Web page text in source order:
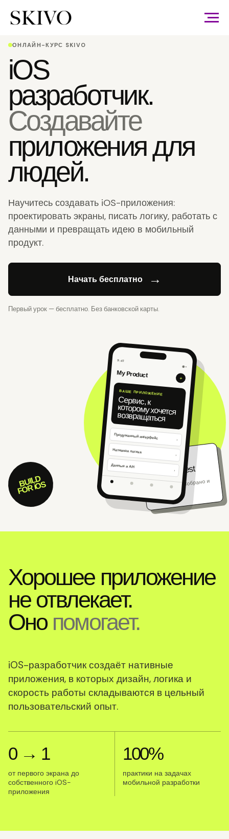
ОНЛАЙН-КУРС SKIVO
iOS
разработчик.
Создавайте
приложения для
людей.
Научитесь создавать iOS-приложения:
проектировать экраны, писать логику, работать с
данными и превращать идею в мобильный
продукт.
Начать бесплатно →
Первый урок — бесплатно. Без банковской карты.
9:41
◉ ◒
My Product +
ВАШЕ ПРИЛОЖЕНИЕ
Сервис, к
которому хочется
возвращаться
Продуманный интерфейс ›
Нативная логика
›
Данные и API
›
IOS BUILD
Ready to test
Приложение собрано и
готово.
BUILD
FOR iOS
Хорошее приложение
не отвлекает.
Оно помогает.
iOS-разработчик создаёт нативные
приложения, в которых дизайн, логика и
скорость работы складываются в цельный
пользовательский опыт.
0 → 1
от первого экрана до
собственного iOS-
приложения
100%
практики на задачах
мобильной разработки